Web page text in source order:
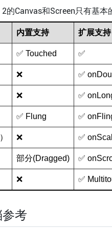
的Canvas和Screen只有基
内置支持 扩展支持
✅ Touched ✅
❌ ✅
❌ ✅
✅ Flung ✅
❌ ✅
部分(Dragged) ✅
❌ ✅
考